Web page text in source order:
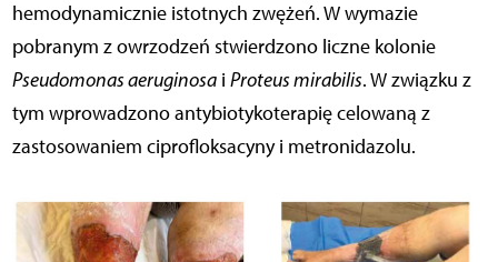
hemodynamicznie istotnych zwężeń. W wymazie
pobranym z owrzodzeń stwierdzono liczne kolonie
Pseudomonas aeruginosai Proteus mirabilis. W związku z
tym wprowadzono antybiotykoterapię celowaną z
zastosowaniem ciprofloksacyny i metronidazolu.